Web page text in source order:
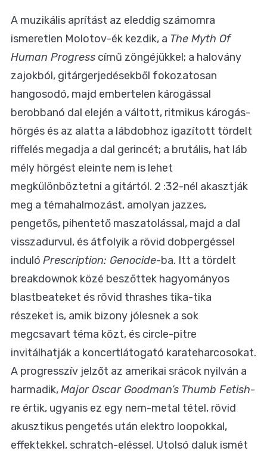
A muzikális aprítást az eleddig számomra
ismeretlen Molotov-ék kezdik, a The Myth Of
Human Progress című zöngéjükkel; a halovány
zajokból, gitárgerjedésekből fokozatosan
hangosodó, majd embertelen károgással
berobbanó dal elején a váltott, ritmikus károgás-
hörgés és az alatta a lábdobhoz igazított tördelt
riffelés megadja a dal gerincét; a brutális, hat láb
mély hörgést eleinte nem is lehet
megkülönböztetni a gitártól. 2 :32-nél akasztják
meg a témahalmozást, amolyan jazzes,
pengetős, pihentető maszatolással, majd a dal
visszadurvul, és átfolyik a rövid dobpergéssel
induló Prescription: Genocide-ba. Itt a tördelt
breakdownok közé beszőttek hagyományos
blastbeateket és rövid thrashes tika-tika
részeket is, amik bizony jólesnek a sok
megcsavart téma közt, és circle-pitre
invitálhatják a koncertlátogató karateharcosokat.
A progresszív jelzőt az amerikai srácok nyilván a
harmadik,Major Oscar Goodman’s Thumb Fetish-
re értik, ugyanis ez egy nem-metal tétel, rövid
akusztikus pengetés után elektro loopokkal,
effektekkel, schratch-eléssel. Utolsó daluk ismét